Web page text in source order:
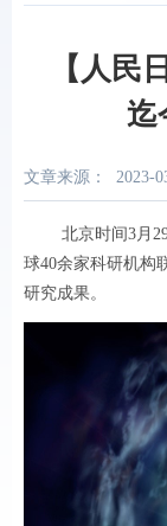
【人民
迄
文章来源： 2023-
北京时间3月29
球40余家科研机构
研究成果。